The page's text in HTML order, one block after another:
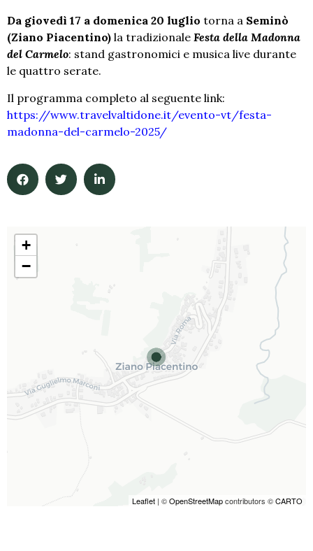
Da giovedì 17 a domenica 20 luglio torna a Seminò
(Ziano Piacentino) la tradizionale Festa della Madonna
del Carmelo: stand gastronomici e musica live durante
le quattro serate.
Il programma completo al seguente link:
https://www.travelvaltidone.it/evento-vt/festa-
madonna-del-carmelo-2025/
+
−
Leaflet | ©OpenStreetMapcontributors ©CARTO